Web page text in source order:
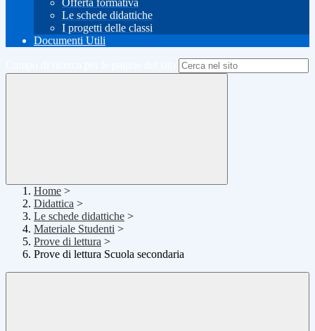
Offerta formativa
Le schede didattiche
I progetti delle classi
Documenti Utili
Home >
Didattica >
Le schede didattiche >
Materiale Studenti >
Prove di lettura >
Prove di lettura Scuola secondaria